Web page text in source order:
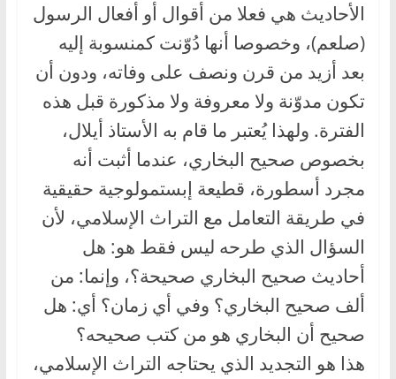
الأحاديث هي فعلا من أقوال أو أفعال الرسول
(صلعم)، وخصوصا أنها دُوّنت كمنسوبة إليه
بعد أزيد من قرن ونصف على وفاته، ودون أن
تكون مدوّنة ولا معروفة ولا مذكورة قبل هذه
الفترة. ولهذا يُعتبر ما قام به الأستاذ أيلال،
بخصوص صحيح البخاري، عندما أثبت أنه
مجرد أسطورة، قطيعة إبستمولوجية حقيقية
في طريقة التعامل مع التراث الإسلامي، لأن
السؤال الذي طرحه ليس فقط هو: هل
أحاديث صحيح البخاري صحيحة؟، وإنما: من
ألف صحيح البخاري؟ وفي أي زمان؟ أي: هل
صحيح أن البخاري هو من كتب صحيحه؟
هذا هو التجديد الذي يحتاجه التراث الإسلامي،